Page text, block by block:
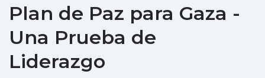
Plan de Paz para Gaza -
Una Prueba de
Liderazgo